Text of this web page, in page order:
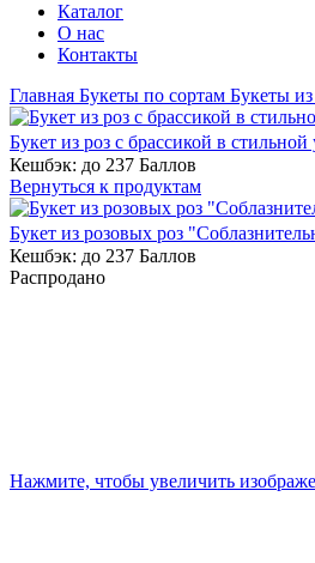
Каталог
О нас
Контакты
Главная Букеты по сортам Букеты из
Букет из роз с брассикой в стильной
Кешбэк: до 237 Баллов
Вернуться к продуктам
Букет из розовых роз
Кешбэк: до 237 Баллов
Распродано
Нажмите, чтобы увеличить